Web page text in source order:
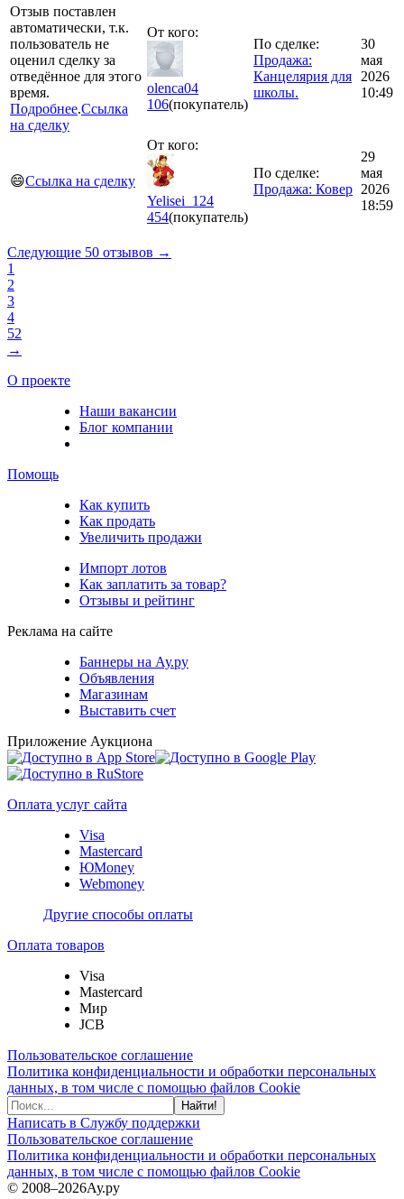
Отзыв поставлен
автоматически, т.к.
пользователь не
оценил сделку за
отведённое для этого
время.
Подробнее.Ссылка
на сделку
От кого:
olenca04
106(покупатель)
По сделке:
Продажа:
Канцелярия для
школы.
30
мая
2026
10:49
😄Ссылка на сделку
От кого:
Yelisei_124
454(покупатель)
По сделке:
Продажа: Ковер
29
мая
2026
18:59
Следующие 50 отзывов →
1
2
3
4
52
→
О проекте
Наши вакансии
Блог компании
Помощь
Как купить
Как продать
Увеличить продажи
Импорт лотов
Как заплатить за товар?
Отзывы и рейтинг
Реклама на сайте
Баннеры на Ау.ру
Объявления
Магазинам
Выставить счет
Приложение Аукциона
Оплата услуг сайта
Visa
Mastercard
ЮMoney
Webmoney
Другие способы оплаты
Оплата товаров
Visa
Mastercard
Мир
JCB
Пользовательское соглашение
Политика конфиденциальности и обработки персональных
данных, в том числе с помощью файлов Cookie
Найти!
Написать в Службу поддержки
Пользовательское соглашение
Политика конфиденциальности и обработки персональных
данных, в том числе с помощью файлов Cookie
© 2008–2026Ау.ру